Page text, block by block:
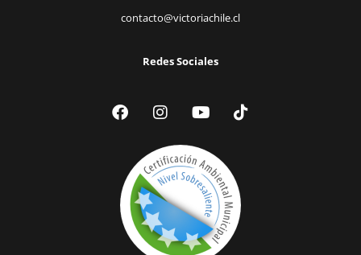
contacto@victoriachile.cl
Redes Sociales